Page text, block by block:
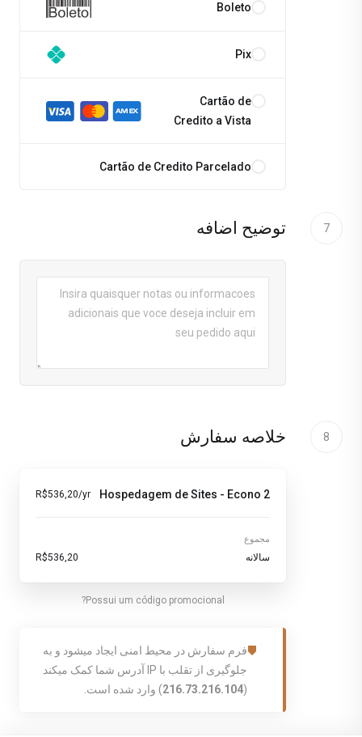
Boleto
Pix
Cartão de
Credito a Vista
Cartão de Credito Parcelado
7 توضیح اضافه
8 خلاصه سفارش
Hospedagem de Sites - Econo 2
R$536,20/yr
مجموع
سالانه R$536,20
Possui um código promocional?
فرم سفارش در محیط امنی ایجاد میشود و به
جلوگیری از تقلب با IP آدرس شما کمک میکند
(
216.73.216.104) وارد شده است.